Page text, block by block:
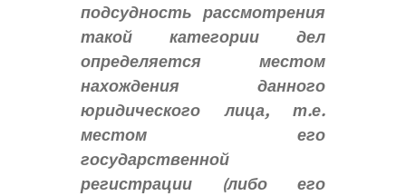
подсудность рассмотрения
такой категории дел
определяется местом
нахождения данного
юридического лица, т.е.
местом его
государственной
регистрации (либо его